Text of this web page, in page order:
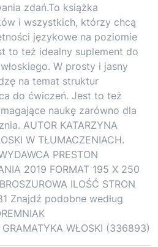
zdań.To książka
i wszystkich, którzy chcą
językowe na poziomie
to też idealny suplement do
W prosty i jasny
na temat struktur
do ćwiczeń. Jest to też
naukę zarówno dla
AUTOR KATARZYNA
W TŁUMACZENIACH.
PRESTON
2019 FORMAT 195 X 250
ILOŚĆ STRON
Znajdź podobne według
GRAMATYKA WŁOSKI (336893)